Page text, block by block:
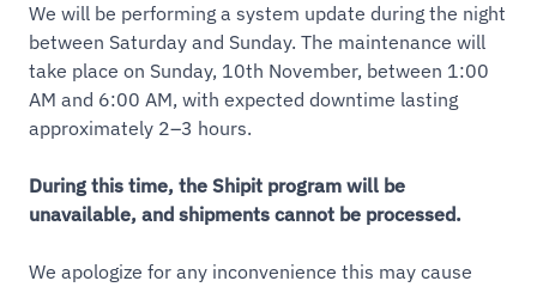
We will be performing a system update during the night
between Saturday and Sunday. The maintenance will
take place on Sunday, 10th November, between 1:00
AM and 6:00 AM, with expected downtime lasting
approximately 2–3 hours.
During this time, the Shipit program will be
unavailable, and shipments cannot be processed.
We apologize for any inconvenience this may cause